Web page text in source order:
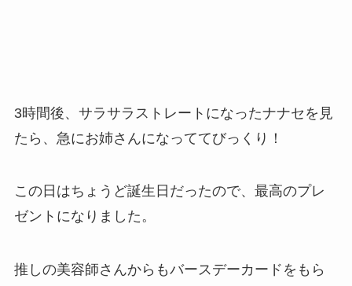
3時間後、サラサラストレートになったナナセを見
たら、急にお姉さんになっててびっくり！
この日はちょうど誕生日だったので、最高のプレ
ゼントになりました。
推しの美容師さんからもバースデーカードをもら